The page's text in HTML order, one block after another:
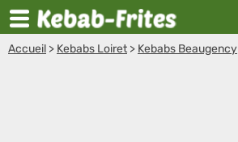
Accueil > Kebabs Loiret> Kebabs Beaugency